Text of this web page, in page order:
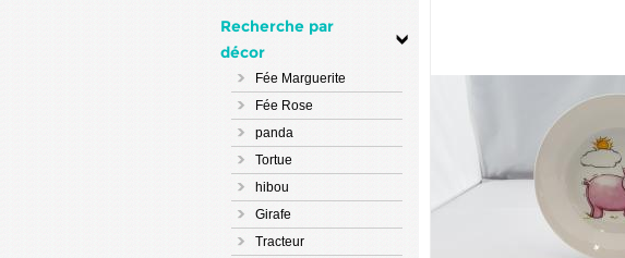
Recherche par
décor
Fée Marguerite
Fée Rose
panda
Tortue
hibou
Girafe
Tracteur